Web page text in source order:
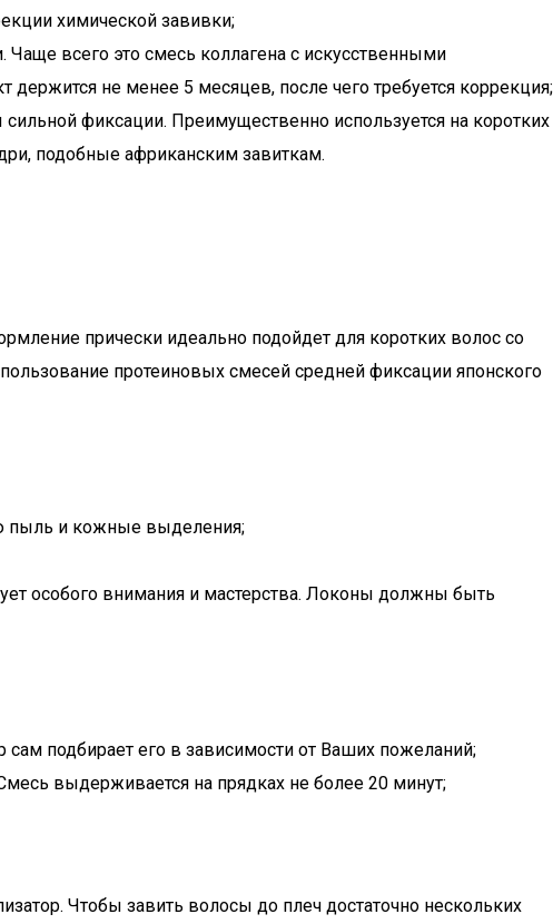
химической завивки;
всего это смесь коллагена с искусственными
не менее 5 месяцев, после чего требуется коррекция;
фиксации. Преимущественно используется на коротких
подобные африканским завиткам.
прически идеально подойдет для коротких волос со
протеиновых смесей средней фиксации японского
пыль и кожные выделения;
особого внимания и мастерства. Локоны должны быть
подбирает его в зависимости от Ваших пожеланий;
выдерживается на прядках не более 20 минут;
Чтобы завить волосы до плеч достаточно нескольких